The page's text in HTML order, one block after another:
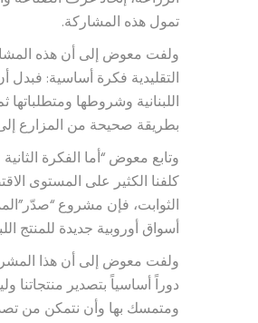
تمول هذه المشاركة.
ولفت معوض إلى أن هذه
التقليدية فكرة أساسية: فبدل
اللبنانية وشروطها
بطريقة صحيحة من المزارع
وتابع معوض “أما الفكرة
كلفنا الكثير على المستوى
أسواق أوروبية جديدة للمنتج
دوراً أساسياً بتصدير
ومتمسك بها وأن نتمكن من